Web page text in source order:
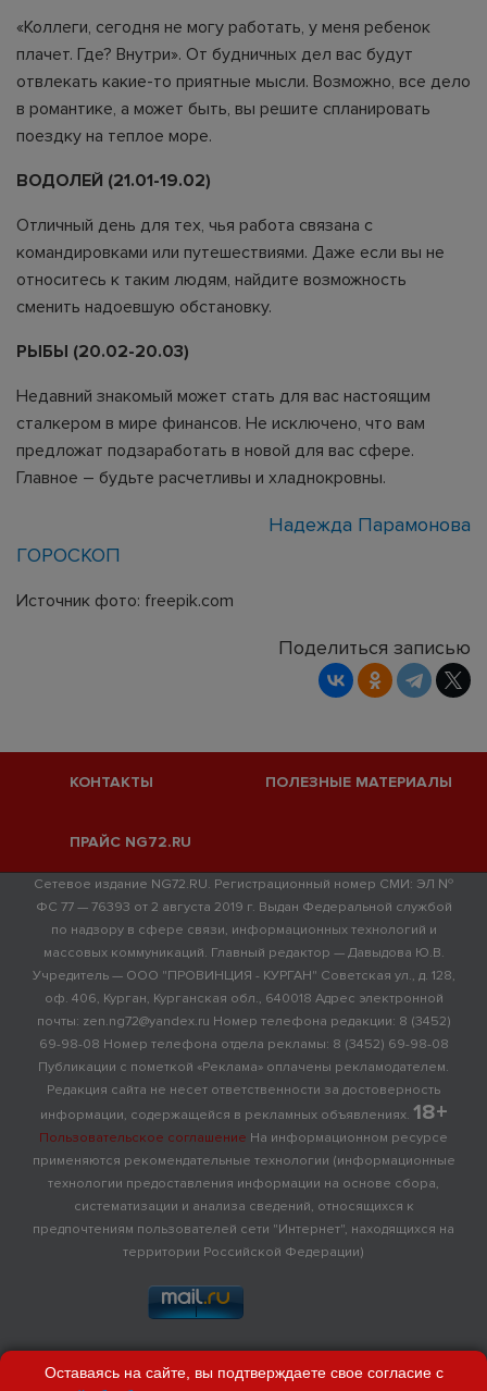
«Коллеги, сегодня не могу работать, у меня ребенок
плачет. Где? Внутри». От будничных дел вас будут
отвлекать какие-то приятные мысли. Возможно, все дело
в романтике, а может быть, вы решите спланировать
поездку на теплое море.
ВОДОЛЕЙ (21.01-19.02)
Отличный день для тех, чья работа связана с
командировками или путешествиями. Даже если вы не
относитесь к таким людям, найдите возможность
сменить надоевшую обстановку.
РЫБЫ (20.02-20.03)
Недавний знакомый может стать для вас настоящим
сталкером в мире финансов. Не исключено, что вам
предложат подзаработать в новой для вас сфере.
Главное – будьте расчетливы и хладнокровны.
Надежда Парамонова
ГОРОСКОП
Источник фото: freepik.com
Поделиться записью
КОНТАКТЫ ПОЛЕЗНЫЕ МАТЕРИАЛЫ
ПРАЙС NG72.RU
Сетевое издание NG72.RU. Регистрационный номер СМИ: ЭЛ №
ФС 77 — 76393 от 2 августа 2019 г. Выдан Федеральной службой
по надзору в сфере связи, информационных технологий и
массовых коммуникаций. Главный редактор — Давыдова Ю.В.
Учредитель — ООО "ПРОВИНЦИЯ - КУРГАН" Советская ул., д. 128,
оф. 406, Курган, Курганская обл., 640018 Адрес электронной
почты: zen.ng72@yandex.ru Номер телефона редакции: 8 (3452)
69-98-08 Номер телефона отдела рекламы: 8 (3452) 69-98-08
Публикации с пометкой «Реклама» оплачены рекламодателем.
Редакция сайта не несет ответственности за достоверность
информации, содержащейся в рекламных объявлениях. 18+
Пользовательское соглашение На информационном ресурсе
применяются рекомендательные технологии (информационные
технологии предоставления информации на основе сбора,
систематизации и анализа сведений, относящихся к
предпочтениям пользователей сети "Интернет", находящихся на
территории Российской Федерации)
Оставаясь на сайте, вы подтверждаете свое согласие с